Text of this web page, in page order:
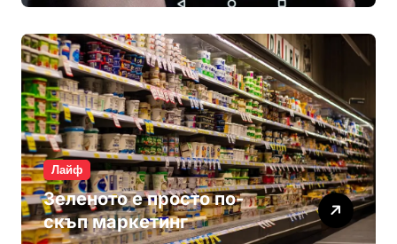
Лайф
Зеленото е просто по-
скъп маркетинг